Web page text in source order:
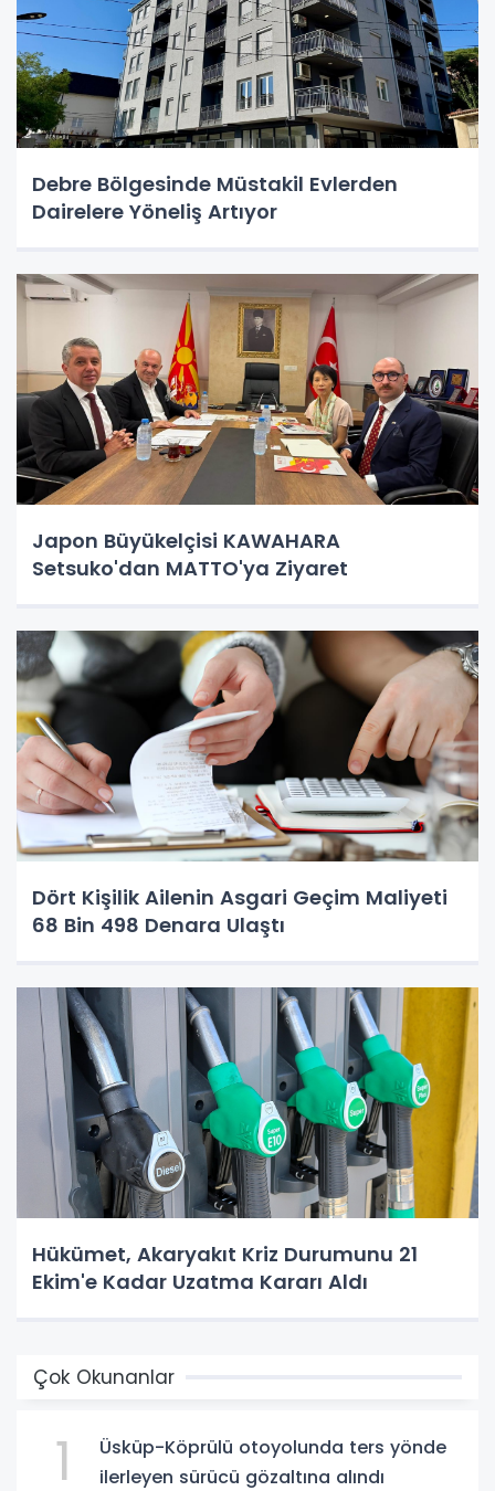
Debre Bölgesinde Müstakil Evlerden
Dairelere Yöneliş Artıyor
Japon Büyükelçisi KAWAHARA
Setsuko'dan MATTO'ya Ziyaret
Dört Kişilik Ailenin Asgari Geçim Maliyeti
68 Bin 498 Denara Ulaştı
Hükümet, Akaryakıt Kriz Durumunu 21
Ekim'e Kadar Uzatma Kararı Aldı
Çok Okunanlar
1
Üsküp-Köprülü otoyolunda ters yönde
ilerleyen sürücü gözaltına alındı